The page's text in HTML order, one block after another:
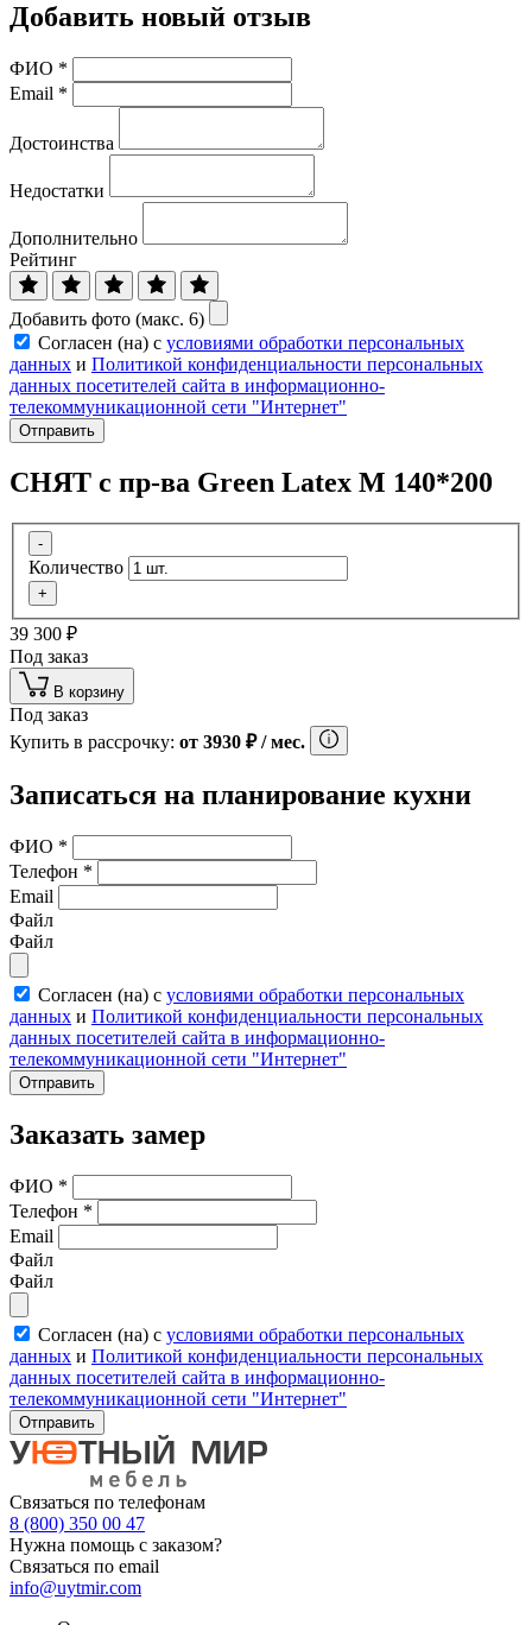
Добавить новый отзыв
ФИО *
Email *
Достоинства
Недостатки
Дополнительно
Рейтинг
Добавить фото (макс. 6)
Согласен (на) с условиями обработки персональных
данных и Политикой конфиденциальности персональных
данных посетителей сайта в информационно-
телекоммуникационной сети "Интернет"
Отправить
СНЯТ с пр-ва Green Latex M 140*200
-
Количество
+
39 300 ₽
Под заказ
В корзину
Под заказ
Купить в рассрочку: от 3930 ₽/ мес.
Записаться на планирование кухни
ФИО *
Телефон *
Email
Файл
Файл
Согласен (на) с условиями обработки персональных
данных и Политикой конфиденциальности персональных
данных посетителей сайта в информационно-
телекоммуникационной сети "Интернет"
Отправить
Заказать замер
ФИО *
Телефон *
Email
Файл
Файл
Согласен (на) с условиями обработки персональных
данных и Политикой конфиденциальности персональных
данных посетителей сайта в информационно-
телекоммуникационной сети "Интернет"
Отправить
Связаться по телефонам
8 (800) 350 00 47
Нужна помощь с заказом?
Связаться по email
info@uytmir.com